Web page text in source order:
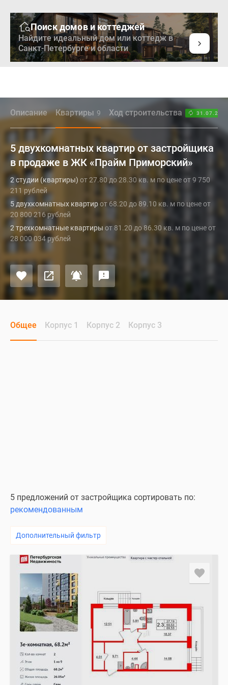
Поиск домов и коттеджей
Найдите идеальный дом или коттедж в
Санкт-Петербурге и области
Описание Квартиры 9 Ход строительства 31.07.26
5 двухкомнатных квартир от застройщика
в продаже в ЖК «Прайм Приморский»
2 студии (квартиры) от 27.80 до 28.30 кв. м по цене от 9 750
211 рублей
5 двухкомнатных квартирот 68.20 до 89.10 кв. м по цене от
20 800 216 рублей
2 трехкомнатные квартиры от 81.20 до 86.30 кв. м по цене от
28 000 034 рублей
Общее Корпус 1 Корпус 2 Корпус 3
5 предложений от застройщика сортировать по:
рекомендованным
Дополнительный фильтр